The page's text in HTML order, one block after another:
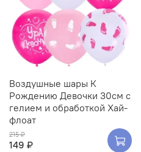
Воздушные шары К
Рождению Девочки 30см с
гелием и обработкой Хай-
флоат
215 ₽
149 ₽